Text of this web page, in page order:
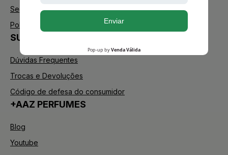
Segurança
Política de Troca
SUPORTE
Dúvidas Frequentes
Trocas e Devoluções
Código de defesa do consumidor
+AAZ PERFUMES
Blog
Youtube